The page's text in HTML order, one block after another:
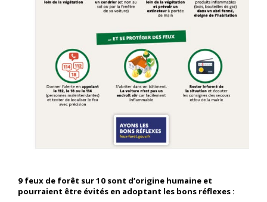
9 feux de forêt sur 10 sont d’origine humaine et
pourraient être évités en adoptant les bons réflexes :